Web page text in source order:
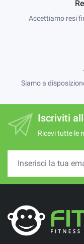
Accettiamo resi
Siamo a
Iscriviti
Ricevi tutte le